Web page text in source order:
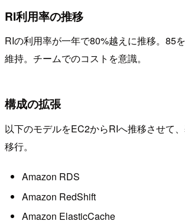
RI利用率の推移
RIの利用率が一年で80%越えに推移。85
維持。チームでのコストを意識。
構成の拡張
以下のモデルをEC2からRIへ推移させて
移行。
Amazon RDS
Amazon RedShift
Amazon ElasticCache